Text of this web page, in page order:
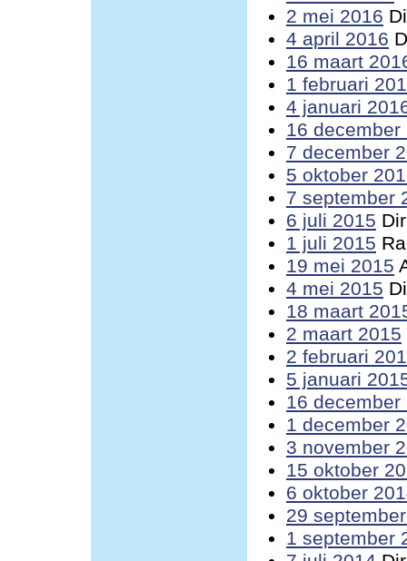
2 mei 2016
4 april 2016
16 maart
1 februari
4 januari
16 december
7 december
5 oktober
7 september
6 juli 2015
1 juli 2015
19 mei 2015
4 mei 2015
18 maart
2 maart 2015
2 februari
5 januari
16 december
1 december
3 november
15 oktober
6 oktober
29
1 september